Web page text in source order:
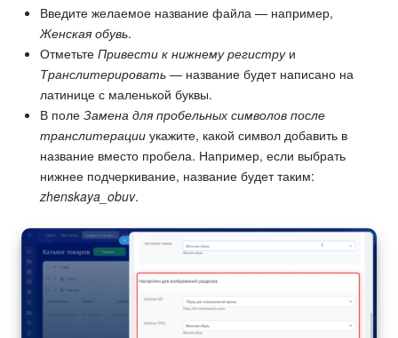
Введите желаемое название файла — например,
Женская обувь.
Отметьте Привести к нижнему региструи
Транслитерировать — название будет написано на
латинице с маленькой буквы.
В поле Замена для пробельных символов после
транслитерации укажите, какой символ добавить в
название вместо пробела. Например, если выбрать
нижнее подчеркивание, название будет таким:
zhenskaya_obuv.